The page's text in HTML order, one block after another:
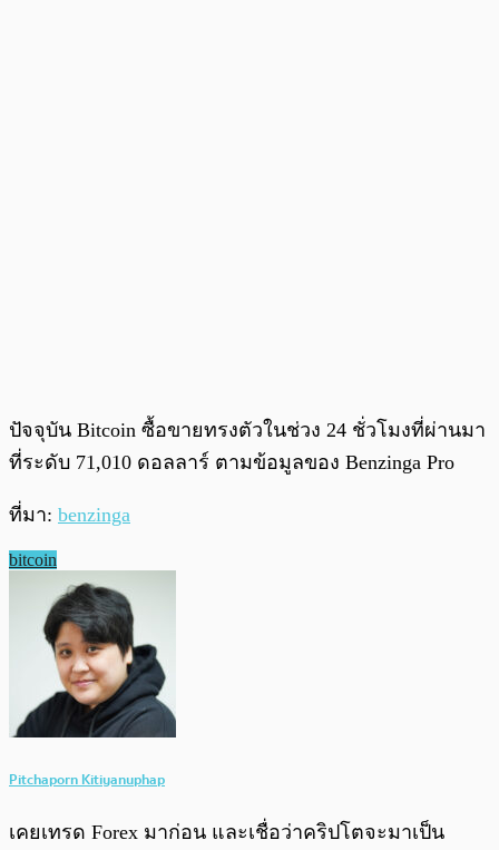
ปัจจุบัน Bitcoin ซื้อขายทรงตัวในช่วง 24 ชั่วโมงที่ผ่านมา
ที่ระดับ 71,010 ดอลลาร์ ตามข้อมูลของ Benzinga Pro
ที่มา: benzinga
bitcoin
Pitchaporn Kitiyanuphap
เคยเทรด Forex มาก่อน และเชื่อว่าคริปโตจะมาเป็น